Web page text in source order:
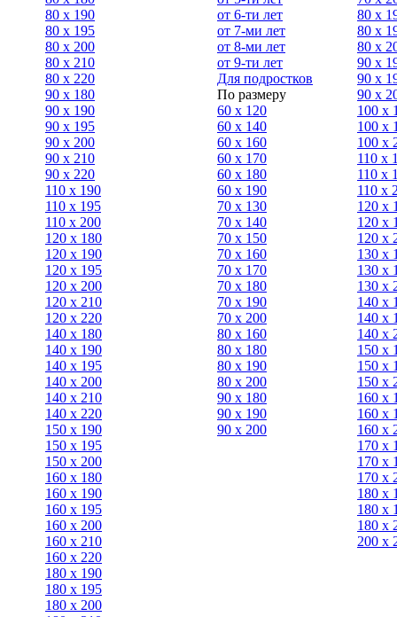
80 х 190
80 х 195
80 х 200
80 x 210
80 x 220
90 x 180
90 х 190
90 х 195
90 х 200
90 x 210
90 x 220
110 x 190
110 x 195
110 x 200
120 x 180
120 х 190
120 х 195
120 х 200
120 x 210
120 x 220
140 x 180
140 х 190
140 х 195
140 х 200
140 x 210
140 x 220
150 х 190
150 х 195
150 х 200
160 x 180
160 х 190
160 х 195
160 х 200
160 x 210
160 x 220
180 х 190
180 х 195
180 х 200
от 6-ти лет
от 7-ми лет
от 8-ми лет
от 9-ти лет
Для подростков
По размеру
60 х 120
60 х 140
60 х 160
60 х 170
60 х 180
60 х 190
70 х 130
70 х 140
70 х 150
70 х 160
70 х 170
70 х 180
70 х 190
70 х 200
80 х 160
80 х 180
80 x 190
80 x 200
90 х 180
90 x 190
90 x 200
80 x
80 x
80 x
90 x
90 x
90 x
100 x
100 х
100 x
110 x
110 х
110 х
120 х
120 х
120 х
130 х
130 х
130 х
140 х
140 х
140 х
150 х
150 х
150 х
160 х
160 х
160 х
170 х
170 х
170 х
180 х
180 х
180 х
200 x